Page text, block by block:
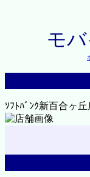
モ
ｿﾌﾄﾊﾞﾝｸ新百合ヶ